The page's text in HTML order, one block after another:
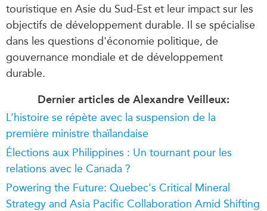
touristique en Asie du Sud-Est et leur impact sur les
objectifs de développement durable. Il se spécialise
dans les questions d'économie politique, de
gouvernance mondiale et de développement
durable.
Dernier articles de Alexandre Veilleux:
L’histoire se répète avec la suspension de la
première ministre thaïlandaise
Élections aux Philippines : Un tournant pour les
relations avec le Canada ?
Powering the Future: Quebec's Critical Mineral
Strategy and Asia Pacific Collaboration Amid Shifting